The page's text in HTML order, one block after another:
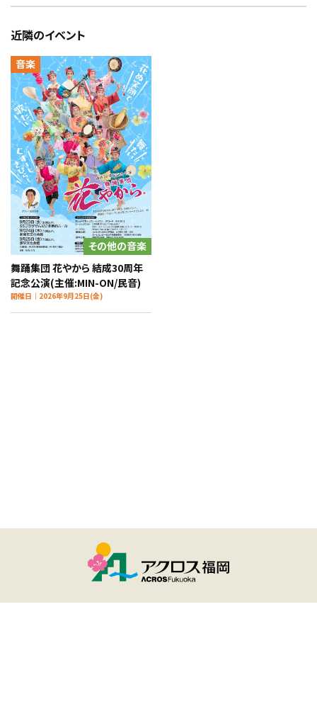
近隣のイベント
音楽
その他の音楽
舞踊集団 花やから 結成30周年
記念公演(主催:MIN-ON/民音)
開催日｜2026年9月25日(金)